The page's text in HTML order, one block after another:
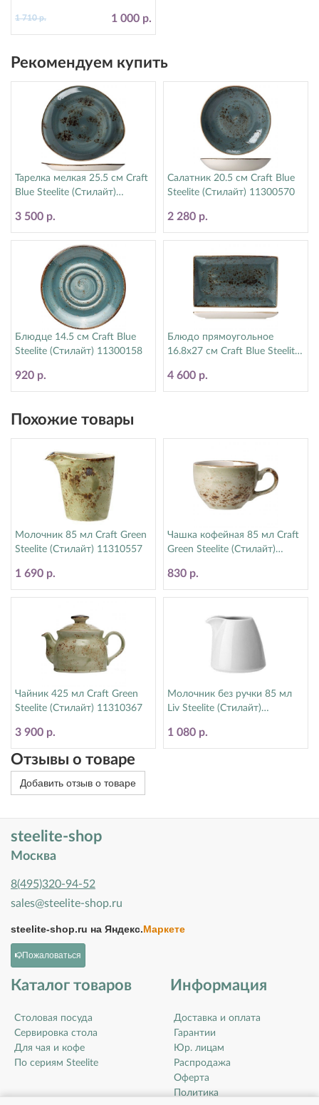
1 000 р.
1 710 р.
Рекомендуем купить
Тарелка мелкая 25.5 см Craft
Blue Steelite (Стилайт)
3 500 р.
Салатник 20.5 см Craft Blue
Steelite (Стилайт) 11300570
2 280 р.
Блюдце 14.5 см Craft Blue
Steelite (Стилайт) 11300158
920 р.
Блюдо прямоугольное
16.8х27 см Craft Blue Steelite
4 600 р.
Похожие товары
Молочник 85 мл Craft Green
Steelite (Стилайт) 11310557
1 690 р.
Чашка кофейная 85 мл Craft
Green Steelite (Стилайт)
830 р.
Чайник 425 мл Craft Green
Steelite (Стилайт) 11310367
3 900 р.
Молочник без ручки 85 мл
Liv Steelite (Стилайт)
1 080 р.
Отзывы о товаре
Добавить отзыв о товаре
steelite-shop
Москва
8(495)320-94-52
sales@steelite-shop.ru
steelite-shop.ru на Яндекс.Маркете
Пожаловаться
Каталог товаров
Столовая посуда
Сервировка стола
Для чая и кофе
По сериям Steelite
Информация
Доставка и оплата
Гарантии
Юр. лицам
Распродажа
Оферта
Политика